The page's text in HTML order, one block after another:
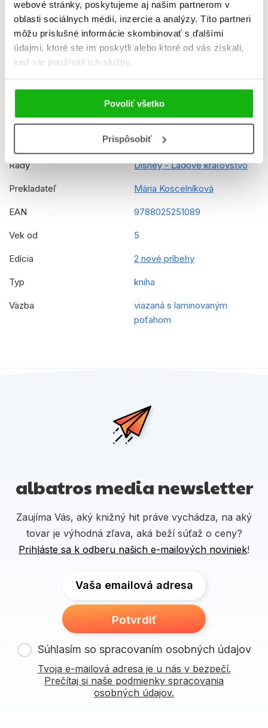
webové stránky, poskytujeme aj našim partnerom v
oblasti sociálnych médií, inzercie a analýzy. Títo partneri
môžu príslušné informácie skombinovať s ďalšími
údajmi, ktoré ste im poskytli alebo ktoré od vás získali,
keď ste používali ich služby.
Povoliť všetko
Prispôsobiť
Počet strán 48
K stiahnutiu Ukážka.pdf
Hmotnosť 0,418 kg
slovenčina
Rady Disney - Ľadové kráľovstvo
Prekladateľ Mária Koscelníková
EAN 9788025251089
Vek od 5
Edícia 2 nové príbehy
Typ kniha
Väzba
viazaná s laminovaným
poťahom
albatros media newsletter
Zaujíma Vás, aký knižný hit práve vychádza, na aký
tovar je výhodná zľava, aká beží súťaž o ceny?
Prihláste sa k odberu našich e-mailových noviniek!
Vaša emailová adresa
Potvrdiť
Súhlasím so spracovaním osobných údajov
Tvoja e-mailová adresa je u nás v bezpečí.
Prečítaj si naše podmienky spracovania
osobných údajov.